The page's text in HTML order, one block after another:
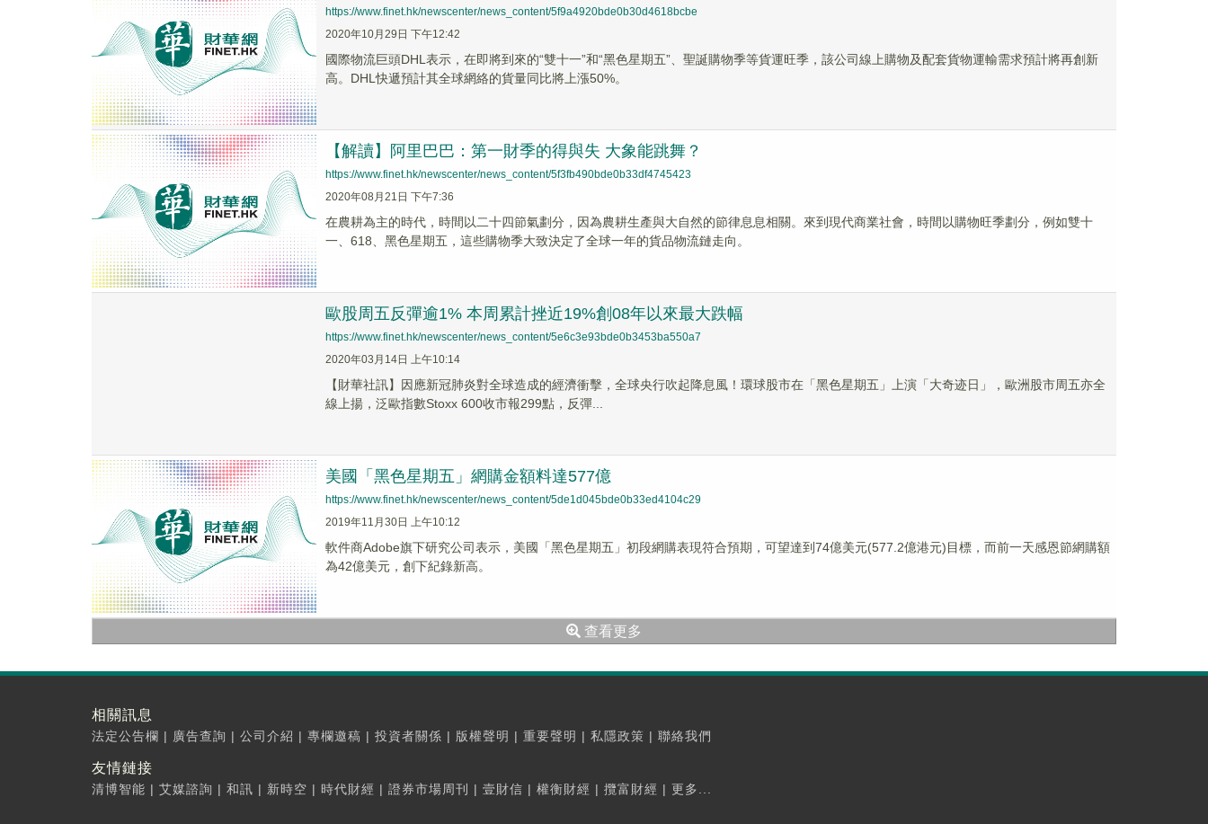
https://www.finet.hk/newscenter/news_content/5f9a4920bde0b30d4618bcbe
2020年10月29日 下午12:42
國際物流巨頭DHL表示，在即將到來的“雙十一”和“黑色星期五”、聖誕購物季等貨運旺季，該公司線上購物及配套貨物運輸需求預計將再創新
高。DHL快遞預計其全球網絡的貨量同比將上漲50%。
【解讀】阿里巴巴：第一財季的得與失 大象能跳舞？
https://www.finet.hk/newscenter/news_content/5f3fb490bde0b33df4745423
2020年08月21日 下午7:36
在農耕為主的時代，時間以二十四節氣劃分，因為農耕生產與大自然的節律息息相關。來到現代商業社會，時間以購物旺季劃分，例如雙十
一、618、黑色星期五，這些購物季大致決定了全球一年的貨品物流鏈走向。
歐股周五反彈逾1% 本周累計挫近19%創08年以來最大跌幅
https://www.finet.hk/newscenter/news_content/5e6c3e93bde0b3453ba550a7
2020年03月14日 上午10:14
【財華社訊】因應新冠肺炎對全球造成的經濟衝擊，全球央行吹起降息風！環球股市在「黑色星期五」上演「大奇迹日」，歐洲股市周五亦全
線上揚，泛歐指數Stoxx 600收市報299點，反彈...
美國「黑色星期五」網購金額料達577億
https://www.finet.hk/newscenter/news_content/5de1d045bde0b33ed4104c29
2019年11月30日 上午10:12
軟件商Adobe旗下研究公司表示，美國「黑色星期五」初段網購表現符合預期，可望達到74億美元(577.2億港元)目標，而前一天感恩節網購額
為42億美元，創下紀錄新高。
查看更多
相關訊息
法定公告欄 | 廣告查詢 | 公司介紹 | 專欄邀稿 | 投資者關係 | 版權聲明 | 重要聲明 | 私隱政策 | 聯絡我們
友情鏈接
清博智能 | 艾媒諮詢 | 和訊 | 新時空 | 時代財經 | 證券市場周刊 | 壹財信 | 權衡財經 | 攬富財經 | 更多...